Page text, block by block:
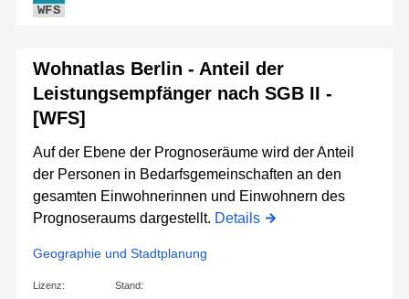
WFS
Wohnatlas Berlin - Anteil der
Leistungsempfänger nach SGB II -
[WFS]
Auf der Ebene der Prognoseräume wird der Anteil
der Personen in Bedarfsgemeinschaften an den
gesamten Einwohnerinnen und Einwohnern des
Prognoseraums dargestellt. Details
Geographie und Stadtplanung
Lizenz: Stand: